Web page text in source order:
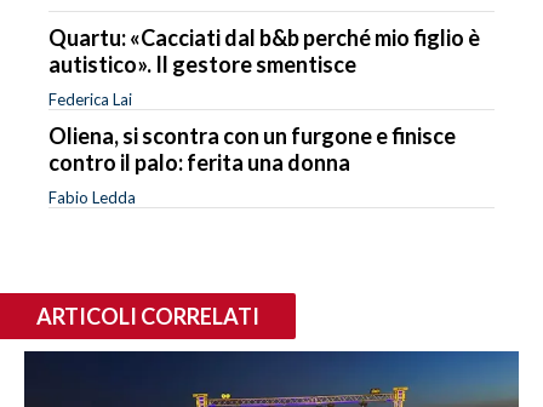
Quartu: «Cacciati dal b&b perché mio figlio è
autistico». Il gestore smentisce
Federica Lai
Oliena, si scontra con un furgone e finisce
contro il palo: ferita una donna
Fabio Ledda
ARTICOLI CORRELATI